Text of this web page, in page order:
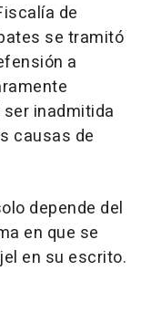
de
se tramitó
a
inadmitida
causas de
depende del
en que se
en su escrito.